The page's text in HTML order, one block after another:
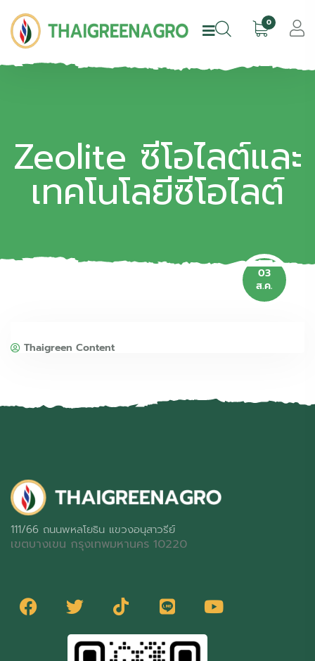
0
Zeolite ซีโอไลต์และ
เทคโนโลยีซีโอไลต์
03
ส.ค.
Thaigreen Content
111/66 ถนนพหลโยธิน แขวงอนุสาวรีย์
เขตบางเขน กรุงเทพมหานคร 10220